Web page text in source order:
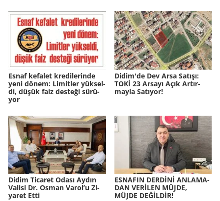
Esnaf ke­fa­let kre­di­le­rin­de
yeni dönem: Li­mit­ler yük­sel­
di, düşük faiz des­te­ği sü­rü­
yor
Didim'de Dev Arsa Sa­tı­şı:
TOKİ 23 Ar­sa­yı Açık Ar­tır­
may­la Sa­tı­yor!
Didim Ti­ca­ret Odası Aydın
Va­li­si Dr. Osman Varol’u Zi­
ya­ret Etti
ES­NA­FIN DERDİNİ AN­LA­MA­
DAN VERİLEN MÜJDE,
MÜJDE DEĞİLDİR!